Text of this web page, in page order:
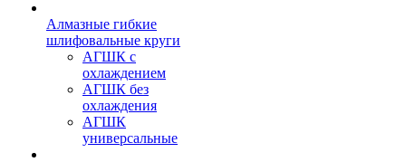
Алмазные гибкие
шлифовальные круги
АГШК с
охлаждением
АГШК без
охлаждения
АГШК
универсальные